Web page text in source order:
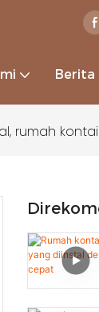
Berita
rumah